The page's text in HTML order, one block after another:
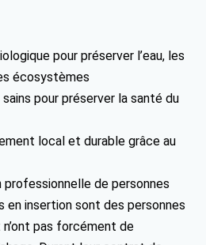
pour préserver l’eau, les
écosystèmes
pour préserver la santé du
local et durable grâce au
de personnes
en insertion sont des personnes
pas forcément de